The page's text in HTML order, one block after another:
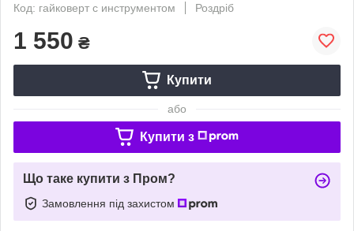
Код: гайковерт с инструментом
Роздріб
1 550 ₴
Купити
або
Купити з
Що таке купити з Пром?
Замовлення під захистом